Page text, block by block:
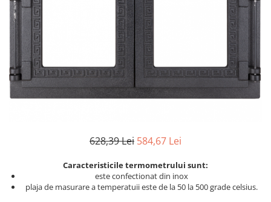
628,39 Lei 584,67 Lei
Caracteristicile termometrului sunt:
este confectionat din inox
plaja de masurare a temperatuii este de la 50 la 500 grade celsius.